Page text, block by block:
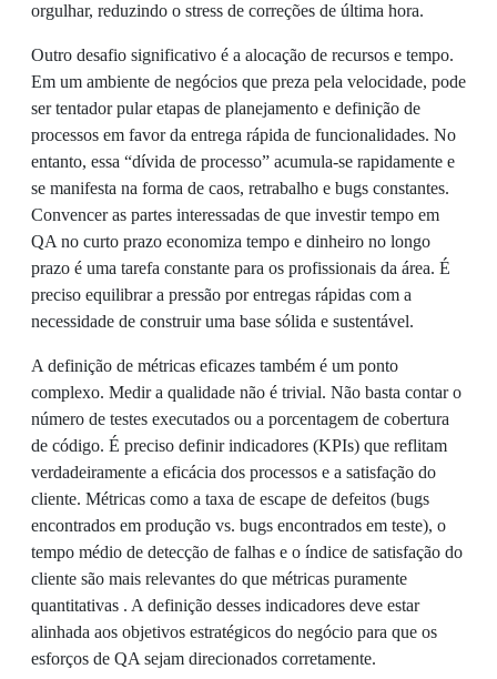
orgulhar, reduzindo o stress de correções de última hora.
Outro desafio significativo é a alocação de recursos e tempo.
Em um ambiente de negócios que preza pela velocidade, pode
ser tentador pular etapas de planejamento e definição de
processos em favor da entrega rápida de funcionalidades. No
entanto, essa “dívida de processo” acumula-se rapidamente e
se manifesta na forma de caos, retrabalho e bugs constantes.
Convencer as partes interessadas de que investir tempo em
QA no curto prazo economiza tempo e dinheiro no longo
prazo é uma tarefa constante para os profissionais da área. É
preciso equilibrar a pressão por entregas rápidas com a
necessidade de construir uma base sólida e sustentável.
A definição de métricas eficazes também é um ponto
complexo. Medir a qualidade não é trivial. Não basta contar o
número de testes executados ou a porcentagem de cobertura
de código. É preciso definir indicadores (KPIs) que reflitam
verdadeiramente a eficácia dos processos e a satisfação do
cliente. Métricas como a taxa de escape de defeitos (bugs
encontrados em produção vs. bugs encontrados em teste), o
tempo médio de detecção de falhas e o índice de satisfação do
cliente são mais relevantes do que métricas puramente
quantitativas . A definição desses indicadores deve estar
alinhada aos objetivos estratégicos do negócio para que os
esforços de QA sejam direcionados corretamente.